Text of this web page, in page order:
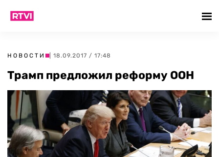
НОВОСТИ | 18.09.2017 / 17:48
Трамп предложил реформу ООН